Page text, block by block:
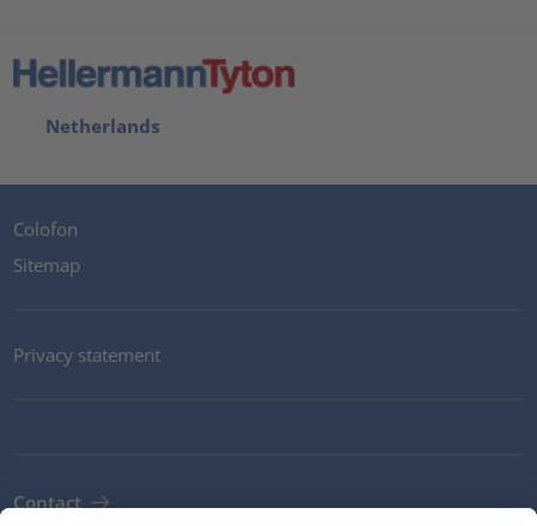
Netherlands
Colofon
Sitemap
Privacy statement
Contact